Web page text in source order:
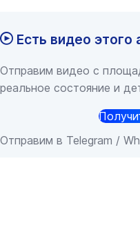
Есть видео этого
Отправим видео с
реальное состояние и
Отправим в Telegram /